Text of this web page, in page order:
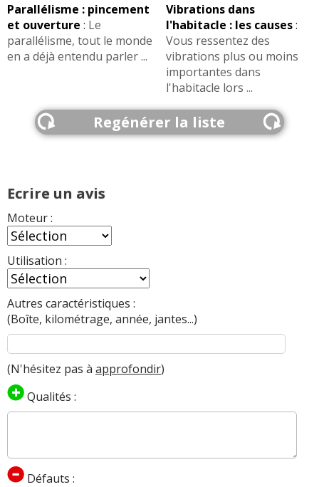
Parallélisme : pincement
et ouverture : Le
parallélisme, tout le monde
en a déjà entendu parler ...
Vibrations dans
l'habitacle : les causes:
Vous ressentez des
vibrations plus ou moins
importantes dans
l'habitacle lors ...
Regénérer la liste
Ecrire un avis
Moteur :
Utilisation :
Autres caractéristiques :
(Boîte, kilométrage, année, jantes...)
(N'hésitez pas à approfondir)
Qualités :
Défauts :